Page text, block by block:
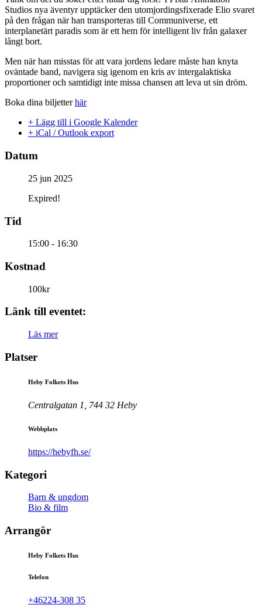
Studios nya äventyr upptäcker den utomjordingsfixerade Elio svaret
på den frågan när han transporteras till Communiverse, ett
interplanetärt paradis som är ett hem för intelligent liv från galaxer
långt bort.
Men när han misstas för att vara jordens ledare måste han knyta
oväntade band, navigera sig igenom en kris av intergalaktiska
proportioner och samtidigt inte missa chansen att leva ut sin dröm.
Boka dina biljetterhär
+ Lägg till i Google Kalender
+ iCal / Outlook export
Datum
25 jun 2025
Expired!
Tid
15:00 - 16:30
Kostnad
100kr
Länk till eventet:
Läs mer
Platser
Heby Folkets Hus
Centralgatan 1, 744 32 Heby
Webbplats
https://hebyfh.se/
Kategori
Barn & ungdom
Bio & film
Arrangör
Heby Folkets Hus
Telefon
+46224-308 35